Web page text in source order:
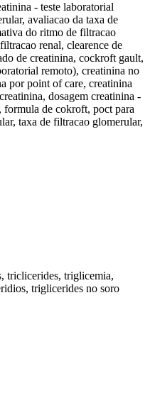
- teste laboratorial
avaliacao da taxa de
do ritmo de filtracao
renal, clearence de
de creatinina, cockroft gault,
remoto), creatinina no
por point of care, creatinina
dosagem creatinina -
formula de cokroft, poct para
taxa de filtracao glomerular,
triclicerides, triglicemia,
triglicerides no soro